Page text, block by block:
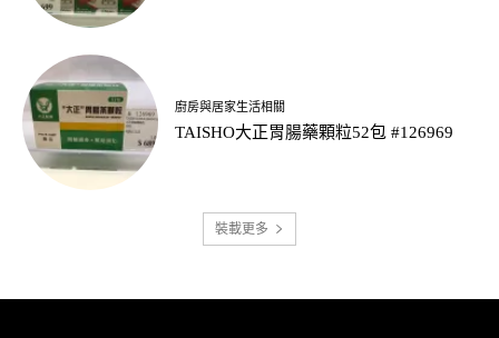
廚房與居家生活相關
TAISHO大正胃腸藥顆粒52包 #126969
裝載更多